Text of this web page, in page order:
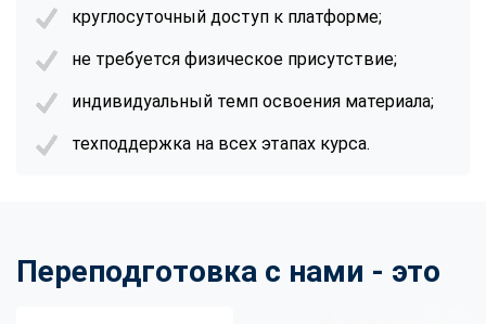
круглосуточный доступ к платформе;
не требуется физическое присутствие;
индивидуальный темп освоения материала;
техподдержка на всех этапах курса.
Переподготовка с нами - это